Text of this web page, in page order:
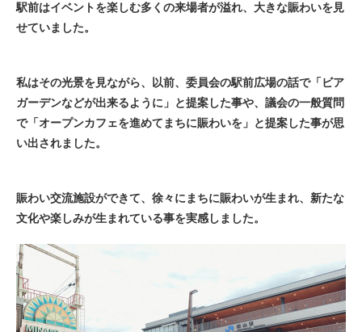
駅前はイベントを楽しむ多くの来場者が溢れ、大きな賑わいを見
せていました。
私はその光景を見ながら、以前、委員会の駅前広場の話で「ビア
ガーデンなどが出来るように」と提案した事や、議会の一般質問
で「オープンカフェを進めてまちに賑わいを」と提案した事が思
い出されました。
賑わい交流施設ができて、徐々にまちに賑わいが生まれ、新たな
文化や楽しみが生まれている事を実感しました。